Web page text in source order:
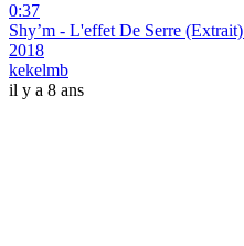
0:37
Shy’m - L'effet De Serre
2018
kekelmb
il y a 8 ans